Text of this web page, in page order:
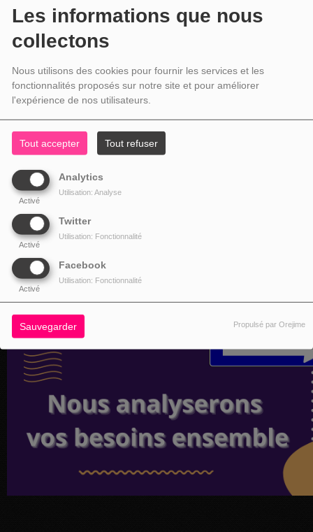
Les informations que nous
collectons
Nous utilisons des cookies pour fournir les services et les
fonctionnalités proposés sur notre site et pour améliorer
l'expérience de nos utilisateurs.
Tout accepter Tout refuser
Analytics
Activé
Utilisation: Analyse
Twitter
Activé
Utilisation: Fonctionnalité
Facebook
Activé
Utilisation: Fonctionnalité
Sauvegarder Propulsé par Orejime